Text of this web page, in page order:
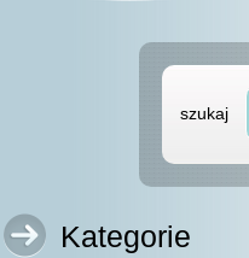
szukaj
Kategorie